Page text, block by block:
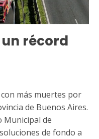
récord
más muertes por
de Buenos Aires.
Municipal de
de fondo a